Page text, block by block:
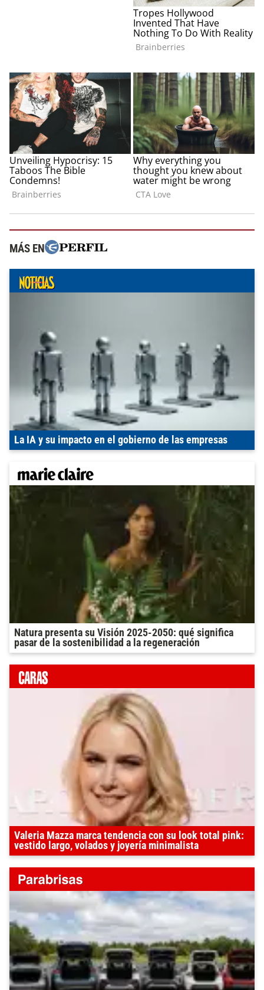
MÁS EN
La IA y su impacto en el gobierno de las empresas
Natura presenta su Visión 2025-2050: qué significa
pasar de la sostenibilidad a la regeneración
Valeria Mazza marca tendencia con su look total pink:
vestido largo, volados y joyería minimalista